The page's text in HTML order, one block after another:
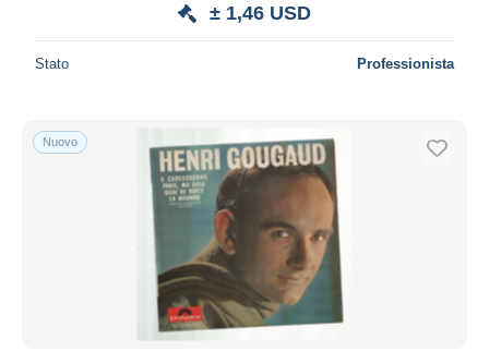
± 1,46 USD
Stato Professionista
Nuovo